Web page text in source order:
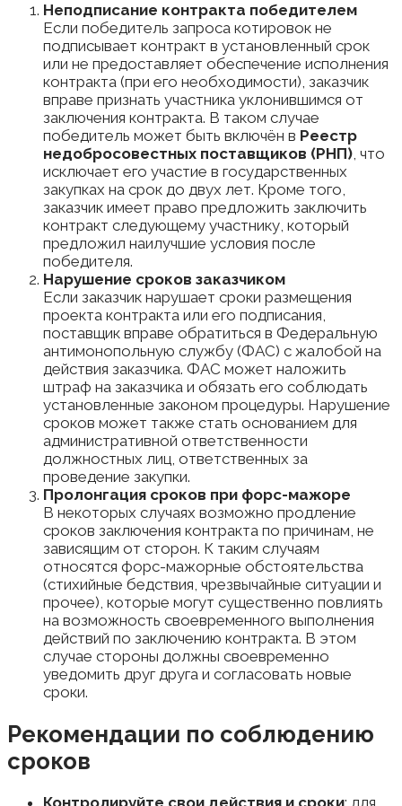
Неподписание контракта победителем
Если победитель запроса котировок не
подписывает контракт в установленный срок
или не предоставляет обеспечение исполнения
контракта (при его необходимости), заказчик
вправе признать участника уклонившимся от
заключения контракта. В таком случае
победитель может быть включён в Реестр
недобросовестных поставщиков (РНП), что
исключает его участие в государственных
закупках на срок до двух лет. Кроме того,
заказчик имеет право предложить заключить
контракт следующему участнику, который
предложил наилучшие условия после
победителя.
Нарушение сроков заказчиком
Если заказчик нарушает сроки размещения
проекта контракта или его подписания,
поставщик вправе обратиться в Федеральную
антимонопольную службу (ФАС) с жалобой на
действия заказчика. ФАС может наложить
штраф на заказчика и обязать его соблюдать
установленные законом процедуры. Нарушение
сроков может также стать основанием для
административной ответственности
должностных лиц, ответственных за
проведение закупки.
Пролонгация сроков при форс-мажоре
В некоторых случаях возможно продление
сроков заключения контракта по причинам, не
зависящим от сторон. К таким случаям
относятся форс-мажорные обстоятельства
(стихийные бедствия, чрезвычайные ситуации и
прочее), которые могут существенно повлиять
на возможность своевременного выполнения
действий по заключению контракта. В этом
случае стороны должны своевременно
уведомить друг друга и согласовать новые
сроки.
Рекомендации по соблюдению
сроков
Контролируйте свои действия и сроки: для